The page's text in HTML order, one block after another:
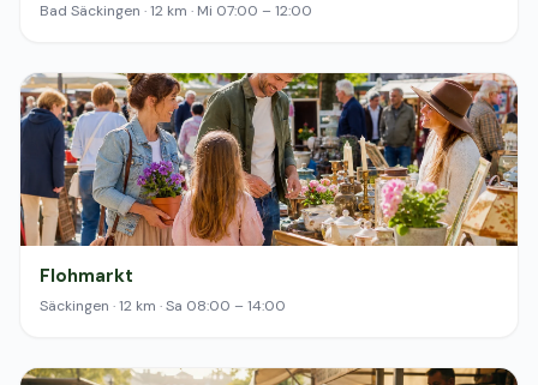
Bad Säckingen · 12 km · Mi 07:00 – 12:00
Flohmarkt
Säckingen · 12 km · Sa 08:00 – 14:00